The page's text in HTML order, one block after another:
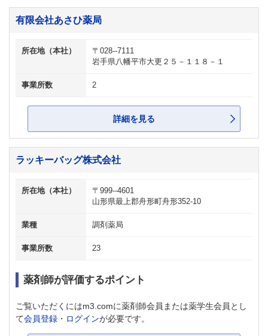
有限会社あさひ薬局
所在地（本社）
〒028--7111
岩手県八幡平市大更２５－１１８－１
事業所数 2
詳細を見る
ラッキーバッグ株式会社
所在地（本社）
〒999--4601
山形県最上郡舟形町舟形352-10
業種 調剤薬局
事業所数 23
薬剤師が評価するポイント
ご覧いただくにはm3.comに薬剤師会員または薬学生会員とし
て会員登録・ログインが必要です。